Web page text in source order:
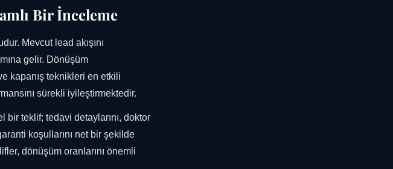
Bir İnceleme
Mevcut lead akışını
gelir. Dönüşüm
kapanış teknikleri en etkili
sürekli iyileştirmektedir.
bir teklif; tedavi detaylarını, doktor
koşullarını net bir şekilde
dönüşüm oranlarını önemli